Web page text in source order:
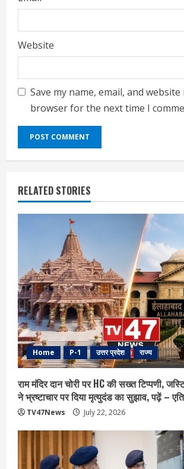
Website
Save my name, email, and
browser for the next time I
RELATED STORIES
Home P-1 उत्तर प्रदेश राज्य
राम मंदिर दान चोरी पर HC की सख्त टिप्पणी,
ने भ्रष्टाचार पर द‍िया मृत्युदंड का सुझाव, पढ़ें –
TV47News July 22, 2026